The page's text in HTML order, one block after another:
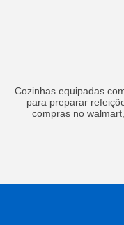
Cozinhas equipadas
para preparar
compras no